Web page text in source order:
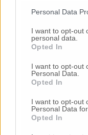
Personal Data
I want to opt-out
personal data.
Opted In
I want to opt-out
Personal Data.
Opted In
I want to opt-out
Personal Data
Opted In
Anche l
le funzioni
fedeli.Che cosa
«Anche in
dei vescovi della
assolutamente
distanza
potrebbero fare